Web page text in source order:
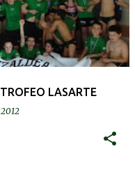
LASARTE